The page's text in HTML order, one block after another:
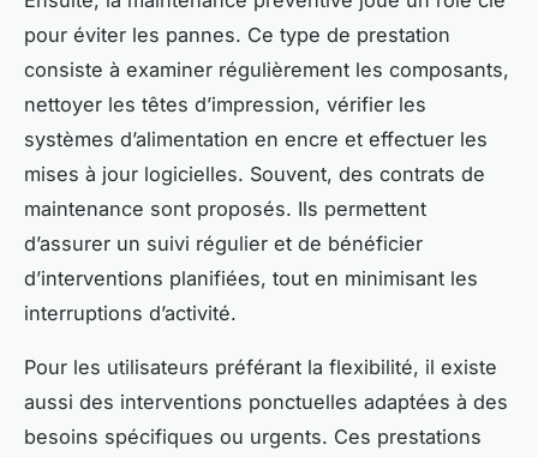
pour éviter les pannes. Ce type de prestation
consiste à examiner régulièrement les composants,
nettoyer les têtes d’impression, vérifier les
systèmes d’alimentation en encre et effectuer les
mises à jour logicielles. Souvent, des contrats de
maintenance sont proposés. Ils permettent
d’assurer un suivi régulier et de bénéficier
d’interventions planifiées, tout en minimisant les
interruptions d’activité.
Pour les utilisateurs préférant la flexibilité, il existe
aussi des interventions ponctuelles adaptées à des
besoins spécifiques ou urgents. Ces prestations